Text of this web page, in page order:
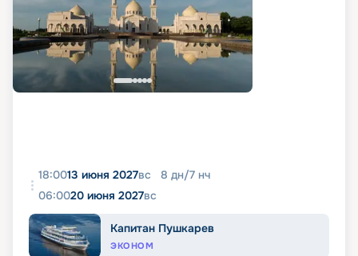
18:0013 июня 2027вс 8 дн/7 нч
06:0020 июня 2027вс
Капитан Пушкарев
ЭКОНОМ